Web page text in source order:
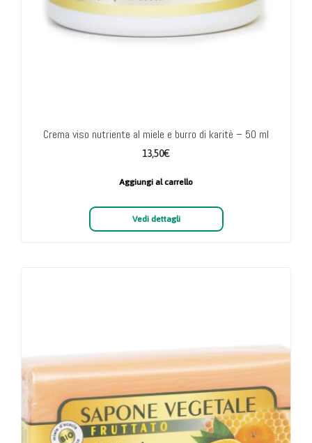
Crema viso nutriente al miele e burro di karitè – 50 ml
13,50€
Aggiungi al carrello
Vedi dettagli